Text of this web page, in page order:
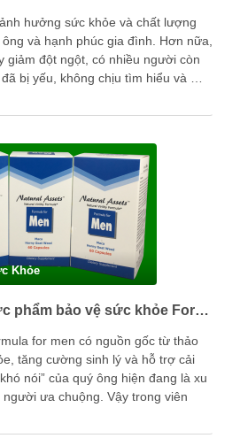
hưởng sức khỏe và chất lượng
và hạnh phúc gia đình. Hơn nữa,
giảm đột ngột, có nhiều người còn
bị yếu, không chịu tìm hiểu và …
Khỏe
Công dụng của thực phẩm bảo vệ sức khỏe Formula for men là gì?
for men có nguồn gốc từ thảo
tăng cường sinh lý và hỗ trợ cải
nói” của quý ông hiện đang là xu
ưa chuộng. Vậy trong viên